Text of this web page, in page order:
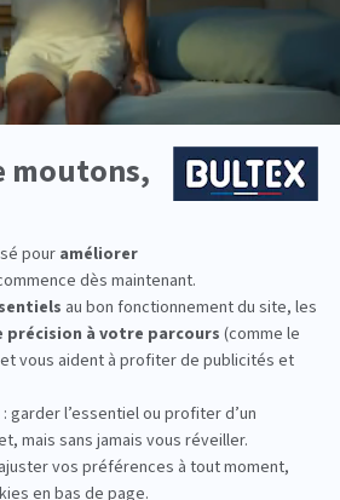
de fermeté existent pour
morphologie. L’association
aide à obtenir un soutien
une bonne aération du
la famille, la gamme couvre les
d’appoint et les grands
Chacun peut trouver une
ses usages.
: 18 599 personnes
2019 à mars 2025. Institut
THUIR :
d’acheter
vous allonger sur plusieurs
de position et comparez les
en magasin permet de valider la
qui vous conviennent
avec un choix éclairé.